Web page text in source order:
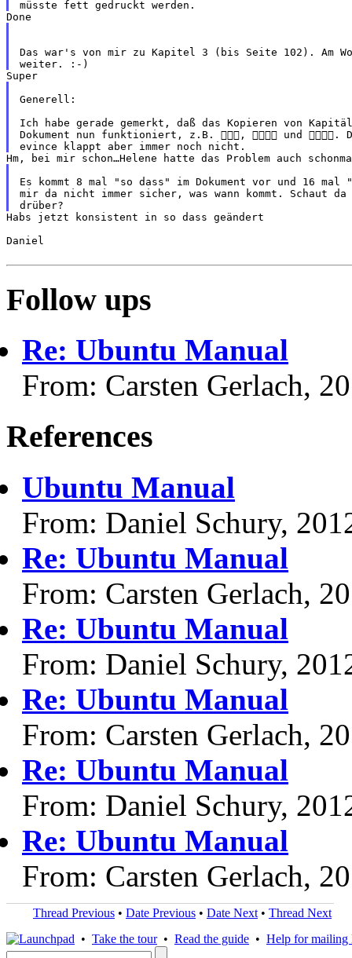
Das war's von mir zu Kapitel 3 (bis Seite 102). Am
Generell:
Ich habe gerade gemerkt, daß das Kopieren von
Dokument nun funktioniert, z.B. ,  und .
Es kommt 8 mal "so dass" im Dokument vor und 16
mir da nicht immer sicher, was wann kommt. Schaut da
Habs jetzt konsistent in so dass geändert
Daniel
Follow ups
Re: Ubuntu Manual
From: Carsten Gerlach,
References
Ubuntu Manual
From: Daniel Schury,
Re: Ubuntu Manual
From: Carsten Gerlach,
Re: Ubuntu Manual
From: Daniel Schury,
Re: Ubuntu Manual
From: Carsten Gerlach,
Re: Ubuntu Manual
From: Daniel Schury,
Re: Ubuntu Manual
From: Carsten Gerlach,
Thread Previous • Date Previous • Date Next • Thread Next
• Take the tour• Read the guide • Help for mailing